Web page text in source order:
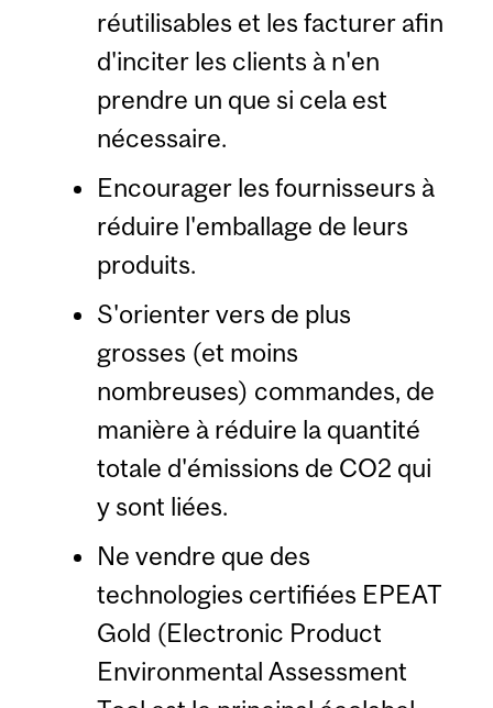
réutilisables et les facturer afin
d'inciter les clients à n'en
prendre un que si cela est
nécessaire.
Encourager les fournisseurs à
réduire l'emballage de leurs
produits.
S'orienter vers de plus
grosses (et moins
nombreuses) commandes, de
manière à réduire la quantité
totale d'émissions de CO2 qui
y sont liées.
Ne vendre que des
technologies certifiées EPEAT
Gold (Electronic Product
Environmental Assessment